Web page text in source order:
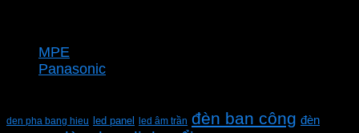
MPE
Panasonic
den pha bang hieu led panel led âm trần đèn ban công đèn